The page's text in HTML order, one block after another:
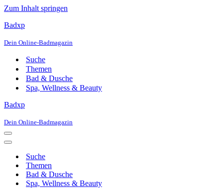
Zum Inhalt springen
Badxp
Dein Online-Badmagazin
Suche
Themen
Bad & Dusche
Spa, Wellness & Beauty
Badxp
Dein Online-Badmagazin
Navigationsmenü
Navigationsmenü
Suche
Themen
Bad & Dusche
Spa, Wellness & Beauty